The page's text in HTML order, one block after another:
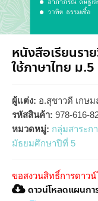
หนังสือเรียนรา
ใช้ภาษาไทย ม.5
ผู้แต่ง: อ.สุชาวดี เกษ
รหัสสินค้า: 978-616-
หมวดหมู่: กลุ่มสาระก
มัธยมศึกษาปีที่ 5
ขอสงวนสิทธิ์การดาว
ดาวน์โหลดแผนกา